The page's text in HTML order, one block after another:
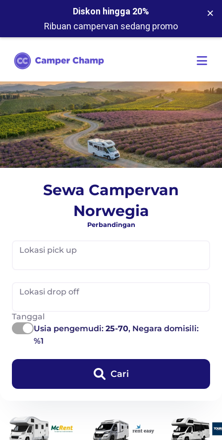
Diskon hingga 20%
Ribuan campervan sedang promo
×
Sewa Campervan
Norwegia
Perbandingan
Lokasi pick up
Lokasi drop off
Tanggal
Usia pengemudi: 25-70, Negara domisili:
%1
Cari